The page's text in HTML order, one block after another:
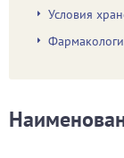
Условия